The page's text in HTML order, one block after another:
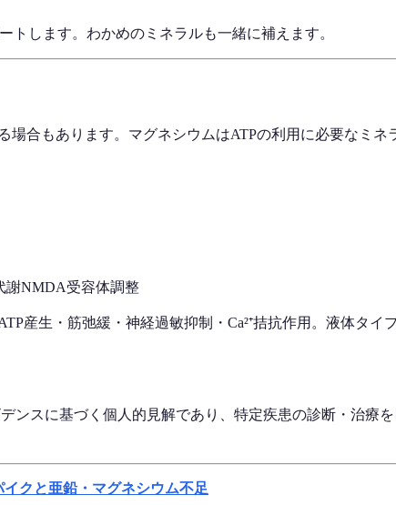
します。わかめのミネラルも一緒に補えます。
合もあります。マグネシウムはATPの利用に必要なミ
謝NMDA受容体調整
産生・筋弛緩・神経過敏抑制・Ca²⁺拮抗作用。液体タ
スに基づく個人的見解であり、特定疾患の診断・治療を
クと亜鉛・マグネシウム不足